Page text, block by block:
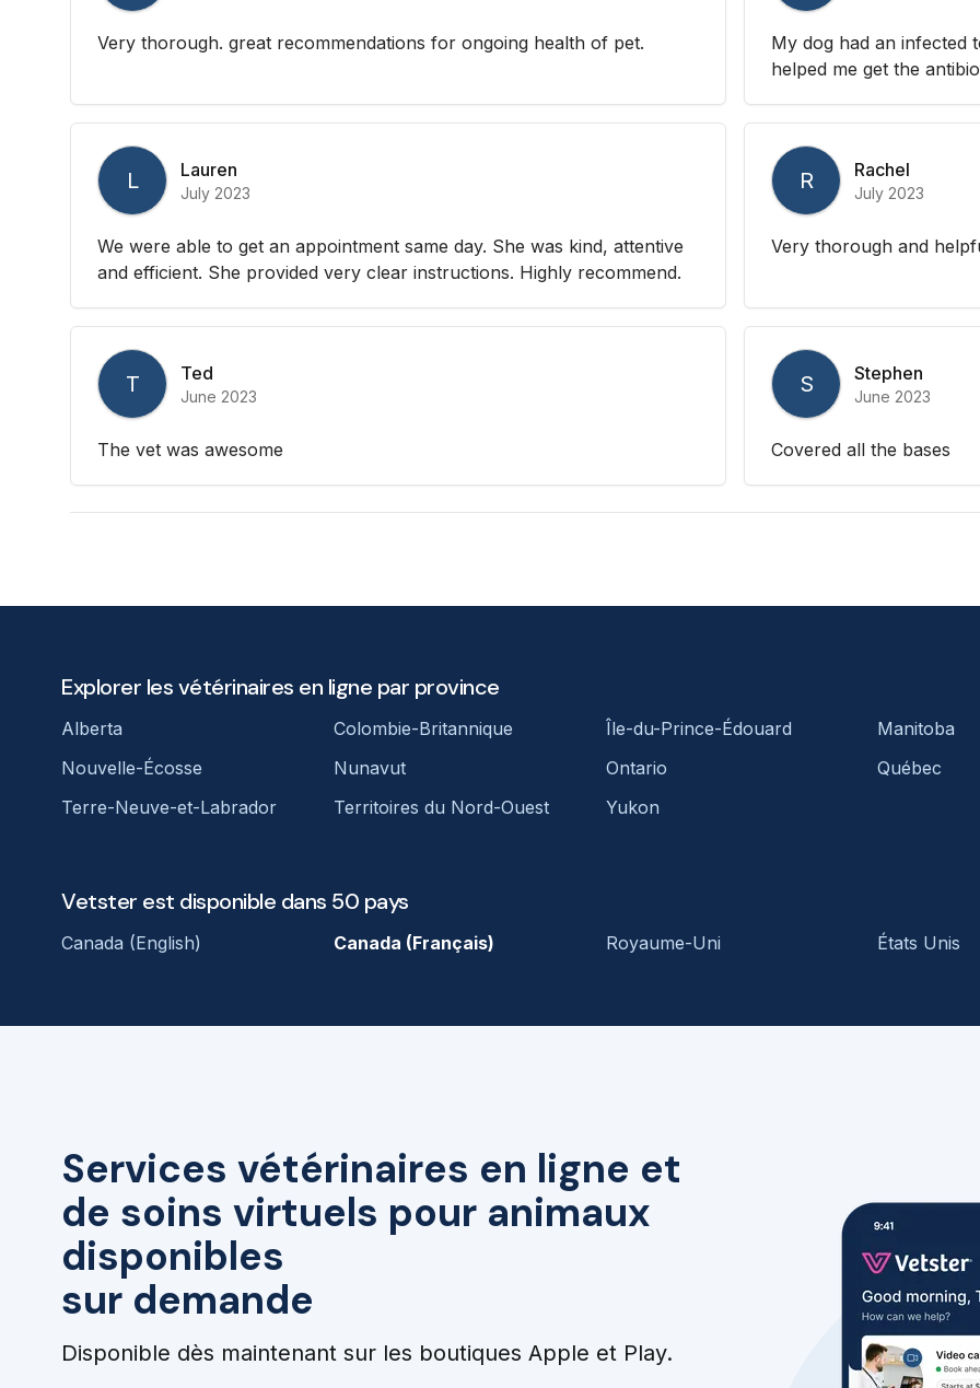
Very thorough. great recommendations for ongoing health of pet.
My dog had an infected
helped me get the
L Lauren
July 2023
We were able to get an appointment same day. She was kind, attentive
and efficient. She provided very clear instructions. Highly recommend.
R Rachel
July 2023
Very thorough and
T Ted
June 2023
The vet was awesome
S Stephen
June 2023
Covered all the bases
Services vétérinaires en ligne et
de soins virtuels pour animaux
disponibles
sur demande
Disponible dès maintenant sur les boutiques Apple et Play.
Explorer les vétérinaires en ligne par province
Alberta Colombie-Britannique Île-du-Prince-Édouard
Manitoba
Nouvelle-Écosse
Nunavut Ontario
Québec
Terre-Neuve-et-Labrador
Territoires du Nord-Ouest Yukon
Vetster est disponible dans 50 pays
Canada (English) Canada (Français) Royaume-Uni États Unis